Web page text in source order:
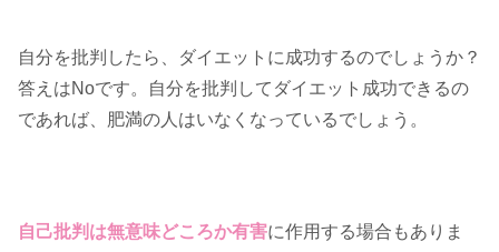
自分を批判したら、ダイエットに成功するのでしょうか？
答えはNoです。自分を批判してダイエット成功できるの
であれば、肥満の人はいなくなっているでしょう。
自己批判は無意味どころか有害に作用する場合もありま